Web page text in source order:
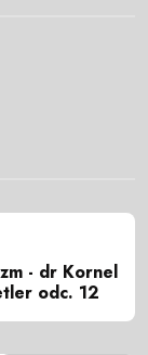
- dr Kornel
odc. 12